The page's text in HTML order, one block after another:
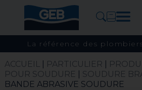
La référence des
ACCUEIL| PARTICULIER
POUR SOUDURE
SOUDURE
BANDE ABRASIVE SOUDURE